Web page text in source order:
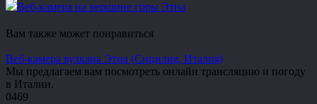
Веб-камера на вершине горы Этна
Вам также может понравиться
Веб-камера вулкана Этна (Сицилия, Италия)
Мы предлагаем вам посмотреть онлайн трансляцию и погоду
в Италии.
0469